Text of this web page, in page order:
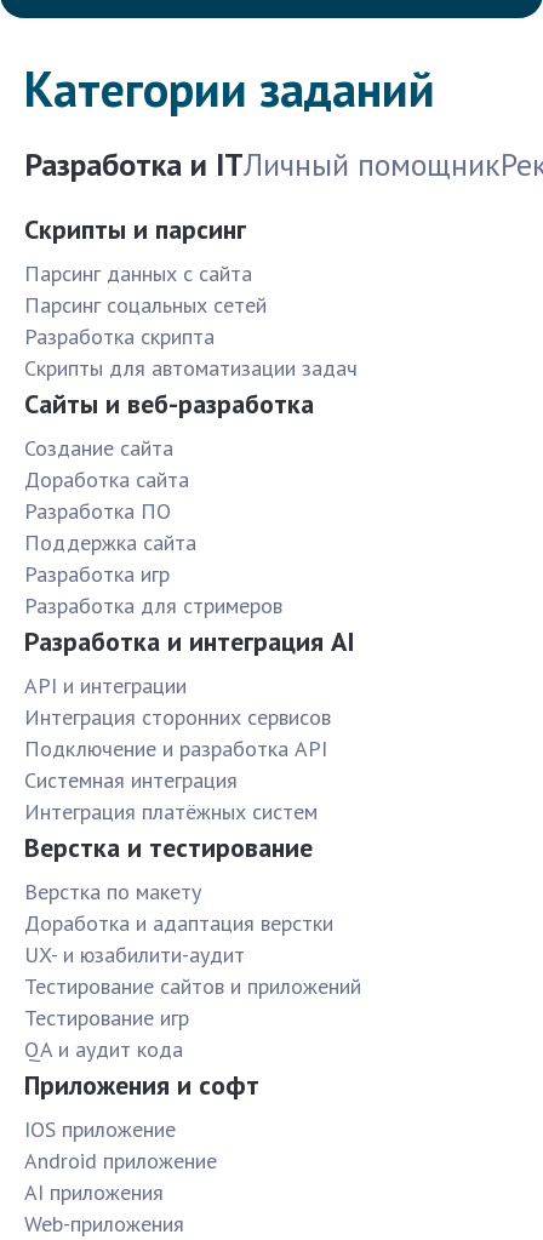
Категории заданий
Разработка и ITЛичный помощник
Скрипты и парсинг
Парсинг данных с сайта
Парсинг соцальных сетей
Разработка скрипта
Скрипты для автоматизации задач
Сайты и веб-разработка
Создание сайта
Доработка сайта
Разработка ПО
Поддержка сайта
Разработка игр
Разработка для стримеров
Разработка и интеграция AI
API и интеграции
Интеграция сторонних сервисов
Подключение и разработка API
Системная интеграция
Интеграция платёжных систем
Верстка и тестирование
Верстка по макету
Доработка и адаптация верстки
UX- и юзабилити-аудит
Тестирование сайтов и приложений
Тестирование игр
QA и аудит кода
Приложения и софт
IOS приложение
Android приложение
AI приложения
Web-приложения